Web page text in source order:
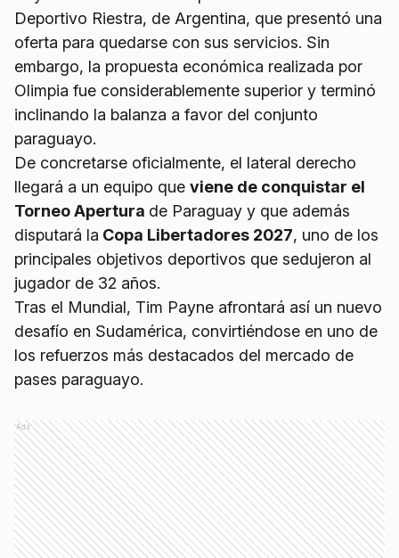
Deportivo Riestra, de Argentina, que presentó una
oferta para quedarse con sus servicios. Sin
embargo, la propuesta económica realizada por
Olimpia fue considerablemente superior y terminó
inclinando la balanza a favor del conjunto
paraguayo.
De concretarse oficialmente, el lateral derecho
llegará a un equipo que viene de conquistar el
Torneo Apertura de Paraguay y que además
disputará la Copa Libertadores 2027, uno de los
principales objetivos deportivos que sedujeron al
jugador de 32 años.
Tras el Mundial, Tim Payne afrontará así un nuevo
desafío en Sudamérica, convirtiéndose en uno de
los refuerzos más destacados del mercado de
pases paraguayo.
Ads